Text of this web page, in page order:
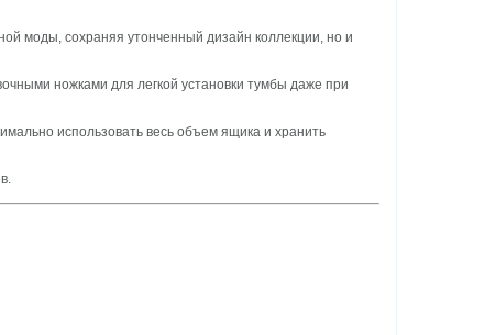
моды, сохраняя утонченный дизайн коллекции, но и
ножками для легкой установки тумбы даже при
использовать весь объем ящика и хранить